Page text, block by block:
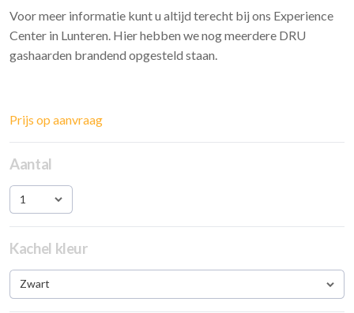
Voor meer informatie kunt u altijd terecht bij ons Experience
Center in Lunteren. Hier hebben we nog meerdere DRU
gashaarden brandend opgesteld staan.
Prijs op aanvraag
Aantal
1
Kachel kleur
Zwart